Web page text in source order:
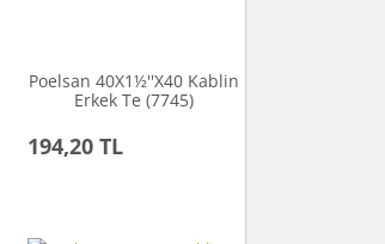
Poelsan 40X1½''X40 Kablin
Erkek Te (7745)
194,20 TL